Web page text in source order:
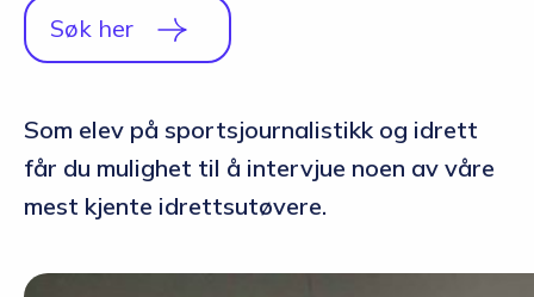
Søk her
Som elev på sportsjournalistikk og idrett
får du mulighet til å intervjue noen av våre
mest kjente idrettsutøvere.